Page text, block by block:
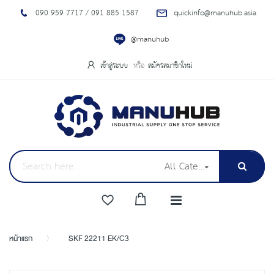
090 959 7717 / 091 885 1587
quickinfo@manuhub.asia
@manuhub
เข้าสู่ระบบ สมัครสมาชิกใหม่
All Categories
หน้าแรก SKF 22211 EK/C3